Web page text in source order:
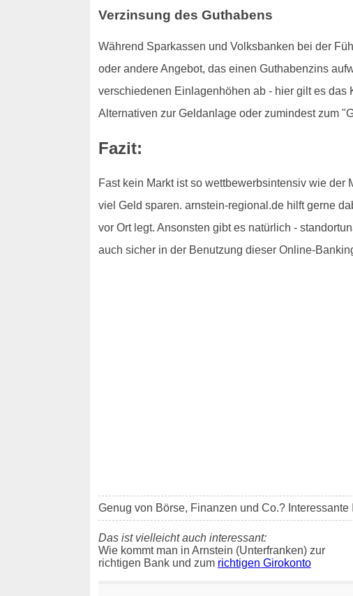
Verzinsung des Guthabens
Während Sparkassen und Volksbanken bei der
oder andere Angebot, das einen Guthabenzins
verschiedenen Einlagenhöhen ab - hier gilt es
Alternativen zur Geldanlage oder zumindest zum
Fazit:
Fast kein Markt ist so wettbewerbsintensiv wie
viel Geld sparen. arnstein-regional.de hilft gerne
vor Ort legt. Ansonsten gibt es natürlich -
auch sicher in der Benutzung dieser Online-
Genug von Börse, Finanzen und Co.?
Das ist vielleicht auch interessant:
Wie kommt man in Arnstein (Unterfranken) zur
richtigen Bank und zum richtigen Girokonto